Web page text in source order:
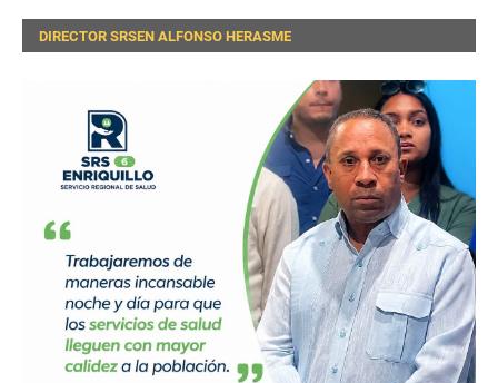
DIRECTOR SRSEN ALFONSO HERASME